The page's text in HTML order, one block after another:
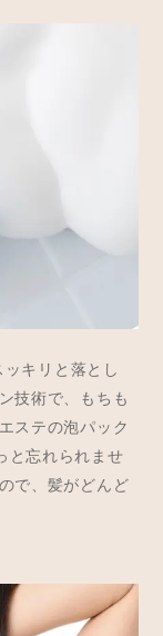
キリと落とし
技術で、もちも
ステの泡パック
と忘れられませ
で、髪がどんど